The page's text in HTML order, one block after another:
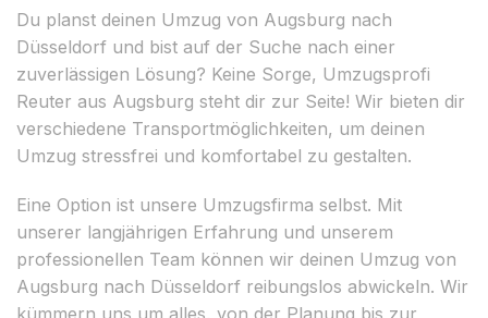
Du planst deinen Umzug von Augsburg nach
Düsseldorf und bist auf der Suche nach einer
zuverlässigen Lösung? Keine Sorge, Umzugsprofi
Reuter aus Augsburg steht dir zur Seite! Wir bieten dir
verschiedene Transportmöglichkeiten, um deinen
Umzug stressfrei und komfortabel zu gestalten.
Eine Option ist unsere Umzugsfirma selbst. Mit
unserer langjährigen Erfahrung und unserem
professionellen Team können wir deinen Umzug von
Augsburg nach Düsseldorf reibungslos abwickeln. Wir
kümmern uns um alles, von der Planung bis zur